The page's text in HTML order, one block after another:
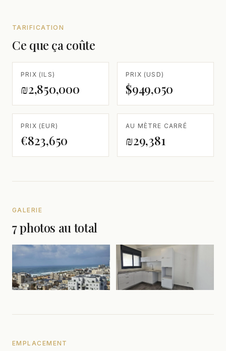
TARIFICATION
Ce que ça coûte
PRIX (ILS)
₪2,850,000
PRIX (USD)
$949,050
PRIX (EUR)
€823,650
AU MÈTRE CARRÉ
₪29,381
GALERIE
7 photos au total
EMPLACEMENT